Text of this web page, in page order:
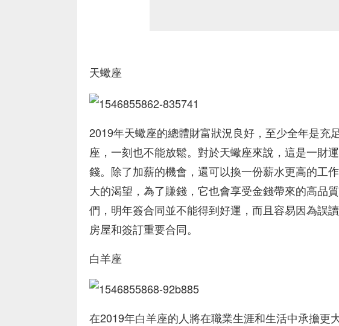
天蠍座
2019年天蠍座的總體財富狀況良好，至少全年是充
座，一刻也不能放鬆。對於天蠍座來說，這是一財
錢。除了加薪的機會，還可以換一份薪水更高的工
大的渴望，為了賺錢，它也會享受金錢帶來的高品
們，明年簽合同並不能得到好運，而且容易因為誤
房屋和簽訂重要合同。
白羊座
在2019年白羊座的人將在職業生涯和生活中承擔更